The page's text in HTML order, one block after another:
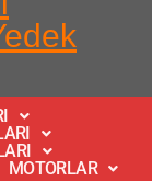
MOTORLAR